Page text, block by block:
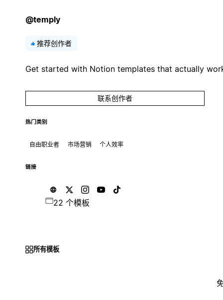
@temply
推荐创作者
Get started with Notion templates that actually
联系创作者
热门类别
自由职业者 市场营销 个人效率
链接
22 个模板
所有模板